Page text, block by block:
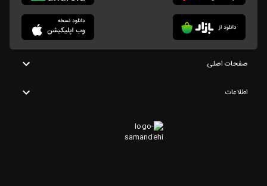
صفحات اصلی
اطلاعات